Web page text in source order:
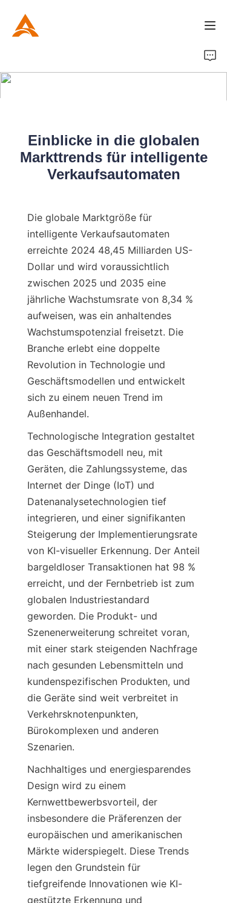
Einblicke in die globalen
Markttrends für intelligente
Verkaufsautomaten
Die globale Marktgröße für
intelligente Verkaufsautomaten
erreichte 2024 48,45 Milliarden US-
Dollar und wird voraussichtlich
zwischen 2025 und 2035 eine
jährliche Wachstumsrate von 8,34 %
aufweisen, was ein anhaltendes
Wachstumspotenzial freisetzt. Die
Branche erlebt eine doppelte
Revolution in Technologie und
Geschäftsmodellen und entwickelt
sich zu einem neuen Trend im
Außenhandel.
Technologische Integration gestaltet
das Geschäftsmodell neu, mit
Geräten, die Zahlungssysteme, das
Internet der Dinge (IoT) und
Datenanalysetechnologien tief
integrieren, und einer signifikanten
Steigerung der Implementierungsrate
von KI-visueller Erkennung. Der Anteil
bargeldloser Transaktionen hat 98 %
erreicht, und der Fernbetrieb ist zum
globalen Industriestandard
geworden. Die Produkt- und
Szenenerweiterung schreitet voran,
mit einer stark steigenden Nachfrage
nach gesunden Lebensmitteln und
kundenspezifischen Produkten, und
die Geräte sind weit verbreitet in
Verkehrsknotenpunkten,
Bürokomplexen und anderen
Szenarien.
Nachhaltiges und energiesparendes
Design wird zu einem
Kernwettbewerbsvorteil, der
insbesondere die Präferenzen der
europäischen und amerikanischen
Märkte widerspiegelt. Diese Trends
legen den Grundstein für
tiefgreifende Innovationen wie KI-
gestützte Erkennung und
News